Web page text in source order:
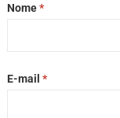
Nome*
E-mail *